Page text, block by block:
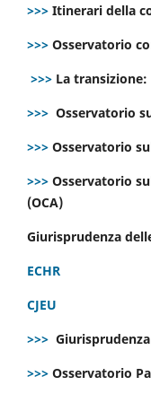
>>> Itinerari della
>>> Osservatorio
>>> La
>>> Osservatorio
>>> Osservatorio
>>> Osservatorio
(OCA)
Giurisprudenza
ECHR
CJEU
>>>
>>> Osservatorio